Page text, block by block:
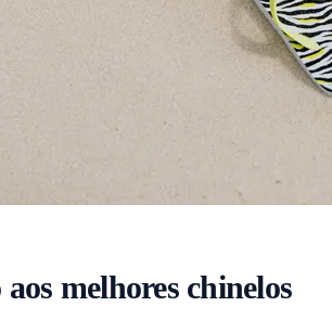
melhores chinelos